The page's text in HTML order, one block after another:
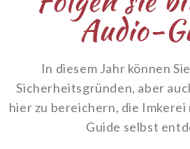
Audio-
In diesem Jahr können
Sicherheitsgründen, aber
hier zu bereichern, die
Guide selbst